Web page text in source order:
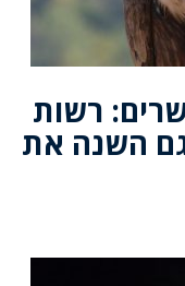
רשות
גם השנה את